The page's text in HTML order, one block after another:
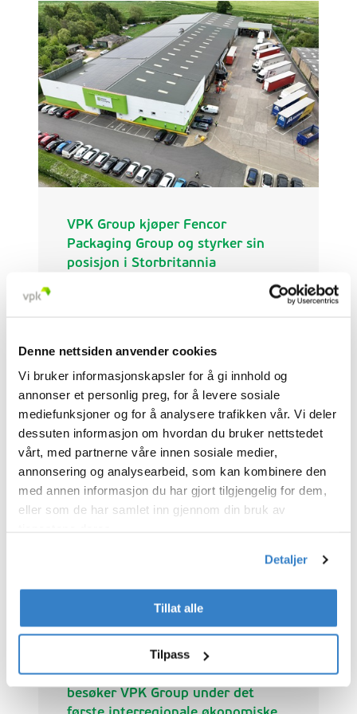
Denne nettsiden anvender cookies
Vi bruker informasjonskapsler for å gi innhold og
annonser et personlig preg, for å levere sosiale
mediefunksjoner og for å analysere trafikken vår. Vi deler
dessuten informasjon om hvordan du bruker nettstedet
vårt, med partnerne våre innen sosiale medier,
annonsering og analysearbeid, som kan kombinere den
med annen informasjon du har gjort tilgjengelig for dem,
eller som de har samlet inn gjennom din bruk av
Detaljer
Tillat alle
Tilpass
far beyond machines and measurements.
VPK Group kjøper Fencor
Packaging Group og styrker sin
posisjon i Storbritannia
Packaging, driver et veldrevet
produksjonsanlegg i Whittlesey i
Cambridgeshire. Virksomheten støttes av
dedikerte lager- og logistikkoperasjoner
på samme sted. Beliggenheten gjør det
mulig å betjene kunder over hele
Storbritannia på en effektiv og fleksibel
måte. Etter å ha kjøpt en minoritetsandel
i 2024, har VPK Group nå overtatt fullt
Hans Majestet Kongen av Belgia
besøker VPK Group under det